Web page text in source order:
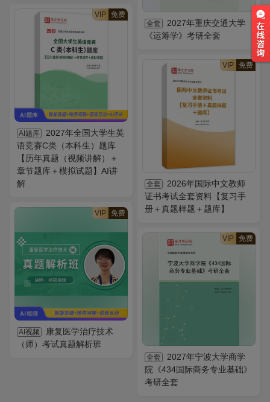
全套
2027年重庆交通大学
《运筹学》考研全套
VIP 免费
AI题库
2027年全国大学生英
语竞赛C类（本科生）题库
【历年真题（视频讲解）＋
章节题库＋模拟试题】AI讲
解
VIP 免费
全套
2026年国际中文教师
证书考试全套资料【复习手
册＋真题样题＋题库】
VIP 免费
AI视频
康复医学治疗技术
（师）考试真题解析班
VIP 免费
全套
2027年宁波大学商学
院《434国际商务专业基础》
考研全套